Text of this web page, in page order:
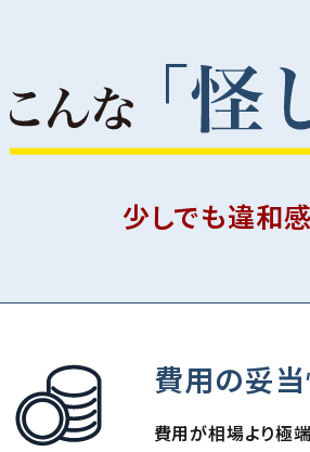
少しでも違和
費用の妥
費用が相場より極